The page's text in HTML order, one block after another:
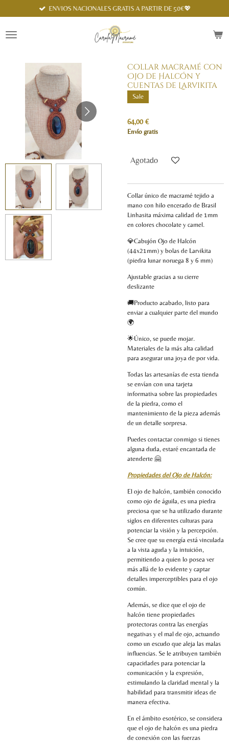
al
principal
ENVIOS NACIONALES GRATIS A PARTIR DE 50€💖
Collar macramé con
Ojo de Halcón y
cuentas de Larvikita
Sale
64,00 €
Envío gratis
Agotado
Collar único de macramé tejido a
mano con hilo encerado de Brasil
Linhasita máxima calidad de 1mm
en colores chocolate y camel.
💎Cabujón Ojo de Halcón
(44x21mm) y bolas de Larvikita
(piedra lunar noruega 8 y 6 mm)
Ajustable gracias a su cierre
deslizante
🚚Producto acabado, listo para
enviar a cualquier parte del mundo
🌍
🌟Único, se puede mojar.
Materiales de la más alta calidad
para asegurar una joya de por vida.
Todas las artesanías de esta tienda
se envían con una tarjeta
informativa sobre las propiedades
de la piedra, como el
mantenimiento de la pieza además
de un detalle sorpresa.
Puedes contactar conmigo si tienes
alguna duda, estaré encantada de
atenderte 🤗
Propiedades del Ojo de Halcón:
El ojo de halcón, también conocido
como ojo de águila, es una piedra
preciosa que se ha utilizado durante
siglos en diferentes culturas para
potenciar la visión y la percepción.
Se cree que su energía está vinculada
a la vista aguda y la intuición,
permitiendo a quien lo posea ver
más allá de lo evidente y captar
detalles imperceptibles para el ojo
común.
Además, se dice que el ojo de
halcón tiene propiedades
protectoras contra las energías
negativas y el mal de ojo, actuando
como un escudo que aleja las malas
influencias. Se le atribuyen también
capacidades para potenciar la
comunicación y la expresión,
estimulando la claridad mental y la
habilidad para transmitir ideas de
manera efectiva.
En el ámbito esotérico, se considera
que el ojo de halcón es una piedra
de conexión con las fuerzas
Spanish